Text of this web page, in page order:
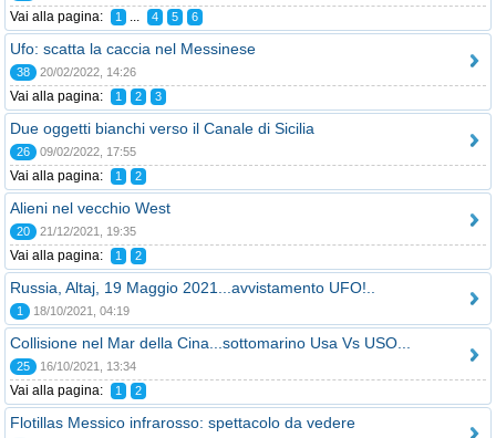
Vai alla pagina: 1 ... 4 5 6
Ufo: scatta la caccia nel Messinese
38 20/02/2022, 14:26
Vai alla pagina: 1 2 3
Due oggetti bianchi verso il Canale di Sicilia
26 09/02/2022, 17:55
Vai alla pagina: 1 2
Alieni nel vecchio West
20 21/12/2021, 19:35
Vai alla pagina: 1 2
Russia, Altaj, 19 Maggio 2021...avvistamento UFO!..
1 18/10/2021, 04:19
Collisione nel Mar della Cina...sottomarino Usa Vs USO...
25 16/10/2021, 13:34
Vai alla pagina: 1 2
Flotillas Messico infrarosso: spettacolo da vedere